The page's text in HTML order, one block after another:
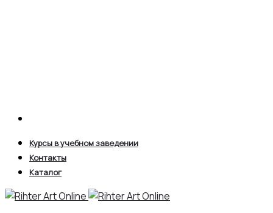
Курсы в учебном заведении
Контакты
Каталог